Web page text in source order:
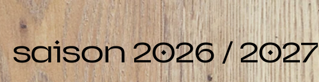
saison 2026 / 2027